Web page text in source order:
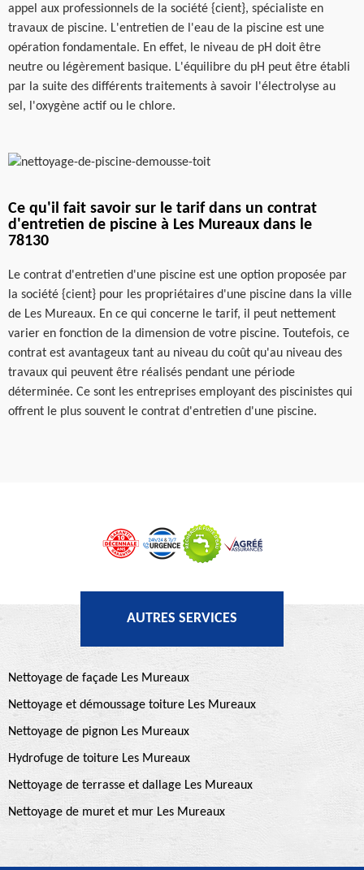
appel aux professionnels de la société {cient}, spécialiste en
travaux de piscine. L'entretien de l'eau de la piscine est une
opération fondamentale. En effet, le niveau de pH doit être
neutre ou légèrement basique. L'équilibre du pH peut être établi
par la suite des différents traitements à savoir l'électrolyse au
sel, l'oxygène actif ou le chlore.
Ce qu'il fait savoir sur le tarif dans un contrat
d'entretien de piscine à Les Mureaux dans le
78130
Le contrat d'entretien d'une piscine est une option proposée par
la société {cient} pour les propriétaires d'une piscine dans la ville
de Les Mureaux. En ce qui concerne le tarif, il peut nettement
varier en fonction de la dimension de votre piscine. Toutefois, ce
contrat est avantageux tant au niveau du coût qu'au niveau des
travaux qui peuvent être réalisés pendant une période
déterminée. Ce sont les entreprises employant des piscinistes qui
offrent le plus souvent le contrat d'entretien d'une piscine.
AUTRES SERVICES
Nettoyage de façade Les Mureaux
Nettoyage et démoussage toiture Les Mureaux
Nettoyage de pignon Les Mureaux
Hydrofuge de toiture Les Mureaux
Nettoyage de terrasse et dallage Les Mureaux
Nettoyage de muret et mur Les Mureaux